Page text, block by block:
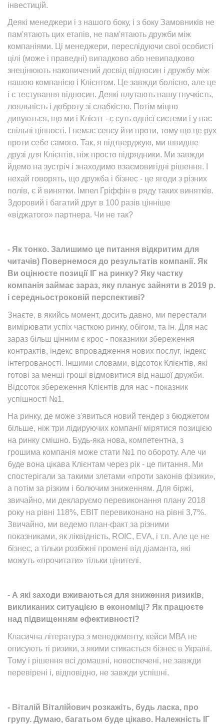
інвестицій.
Деякі менеджери і з нашого боку, і з боку Замовників не
пам'ятають цих етапів, не пам'ятають дружби між
компаніями. Ці менеджери, переслідуючи свої особисті
цілі (може і праведні) випадково або невипадково
знецінюють накопичений досвід відносин і дружбу між
нашою компанією і Клієнтом. Це завжди болісно, але це
і є тестування відносин. Деякі плутають нашу гнучкість,
лояльність і доброту зі слабкістю. Потім міцно
дивуються, що ми і Клієнт - є суть однієї системи і у нас
спільні цінності. І немає сенсу йти проти, тому що це рух
проти себе самого. Так, я підтверджую, ми швидше
друзі для Клієнтів, ніж просто підрядники. Ми завжди
йдемо на зустріч і знаходимо взаємовигідні рішення. І
нехай говорять, що дружба і бізнес - це ягоди з різних
полів, є й винятки. Імпел Гріффін в ряду таких винятків.
Здоровий і багатий друг в 100 разів цінніше
«віджатого» партнера. Чи не так?
- Як тонко. Залишимо це питання відкритим для
читачів) Повернемося до результатів компанії. Як
Ви оцінюєте позиції ІГ на ринку? Яку частку
компанія займає зараз, яку планує зайняти в 2019 р.
і середньостроковій перспективі?
Знаєте, в якийсь момент, досить давно, ми перестали
вимірювати успіх часткою ринку, обігом, та ін. Для нас
зараз більш цінним є крос - показники збереження
контрактів, індекс впровадження нових послуг, індекс
інтегрованості. Іншими словами, відсоток Клієнтів, які
готові за менші гроші відмовитися від нашої дружби.
Відсоток збереження Клієнтів для нас - показник
успішності №1.
На ринку, де може з'явиться новий тендер з бюджетом
більше, ніж три лідируючих компанії мірятися позицією
на ринку смішно. Будь-яка нова, компетентна, з
грошима компанія може стати №1 по обороту. Але чи
буде вона цікава Клієнтам через рік - це питання. Ми
спостерігали за такими злетами «проти законів фізики»,
а потім за різким і болючим зниженням. Для біржі,
звичайно, ми декларуємо перевиконання плану 2018
року на рівні 118%, EBIT перевиконано на рівні 3,7%.
Звичайно, ми ведемо план-факт за різними
показниками, як ліквідність, ROIC, EVA, і т.п. Але це не
бізнес, а тільки розбіжні промені від діаманта, які
можуть «прочитати» тільки цінителі.
- А які заходи вживаються для зниження ризиків,
викликаних ситуацією в економіці? Як працюєте
над підвищенням ефективності?
Класична література з менеджменту, кейси МВА не
описують ті ризики, з якими стикається бізнес в Україні.
Тому і рішення всі домашні, новоспечені, не завжди
перевірені і, відповідно, не завжди успішні.
- Віталій Віталійович розкажіть, будь ласка, про
групу. Думаю, багатьом буде цікаво. Належність ІГ